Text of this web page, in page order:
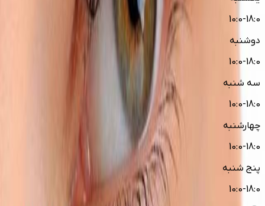
10:0-18:0
دوشنبه
10:0-18:0
سه شنبه
10:0-18:0
چهارشنبه
10:0-18:0
پنج شنبه
10:0-18:0